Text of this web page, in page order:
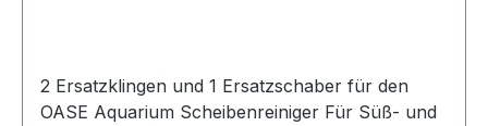
2 Ersatzklingen und 1 Ersatzschaber für den
OASE Aquarium Scheibenreiniger Für Süß- und